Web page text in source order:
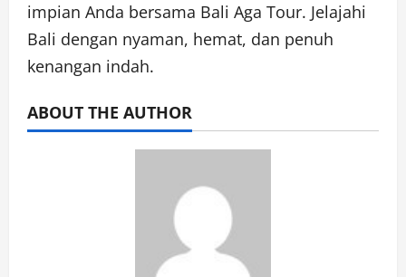
impian Anda bersama Bali Aga Tour. Jelajahi
Bali dengan nyaman, hemat, dan penuh
kenangan indah.
ABOUT THE AUTHOR